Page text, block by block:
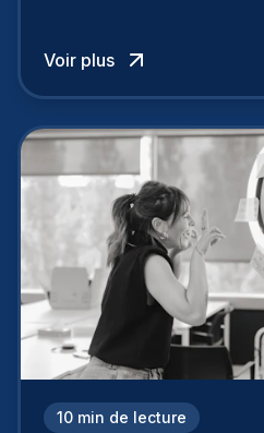
employeur solide et
travail, pour qu’il soit
mettre en œuvre un
Voir plus
10 min de lecture